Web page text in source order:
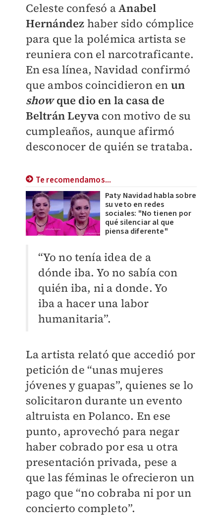
Celeste confesó aAnabel
Hernández haber sido cómplice
para que la polémica artista se
reuniera con el narcotraficante.
En esa línea, Navidad confirmó
que ambos coincidieron en un
showque dio en la casa de
Beltrán Leyva con motivo de su
cumpleaños, aunque afirmó
desconocer de quién se trataba.
Te recomendamos...
Paty Navidad habla sobre
su veto en redes
sociales: "No tienen por
qué silenciar al que
piensa diferente"
“Yo no tenía idea de a
dónde iba. Yo no sabía con
quién iba, ni a donde. Yo
iba a hacer una labor
humanitaria”.
La artista relató que accedió por
petición de “unas mujeres
jóvenes y guapas”, quienes se lo
solicitaron durante un evento
altruista en Polanco. En ese
punto, aprovechó para negar
haber cobrado por esa u otra
presentación privada, pese a
que las féminas le ofrecieron un
pago que “no cobraba ni por un
concierto completo”.